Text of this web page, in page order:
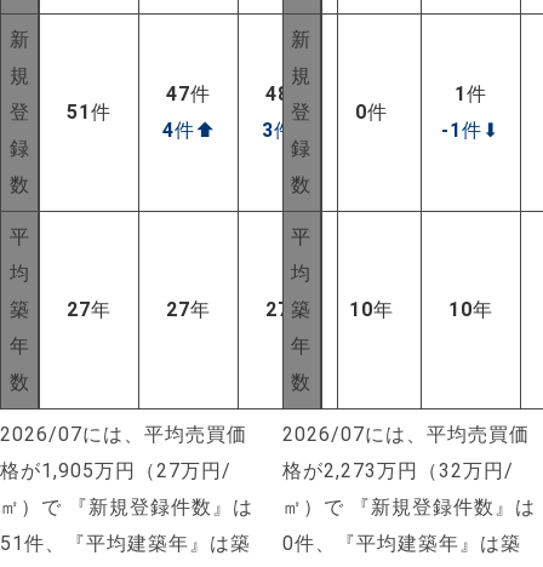
新
規
登
録
数
51件
47件
4件⬆
48
件
3件
平
均
築
年
数
27年 27年 27 年
2026/07には、平均売買価
格が1,905万円（27万円/
㎡）で 『新規登録件数』は
51件、『平均建築年』は築
新
規
登
録
数
0件
1件
-1件 ⬇
平
均
築
年
数
10年 10年
2026/07には、平均売買価
格が2,273万円（32万円/
㎡）で 『新規登録件数』は
0件、『平均建築年』は築